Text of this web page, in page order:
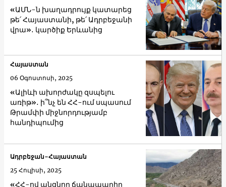
«ԱՄՆ-ն խաղադրույք կատարեց
թե՛ Հայաստանի, թե՛ Ադրբեջանի
վրա»․ կարծիք Երևանից
«Ալիևի ախորժակը զսպելու
առիթ»․ ի՞նչ են ՀՀ-ում սպասում
Թրամփի միջնորդությամբ
հանդիպումից
Հայաստան
06 Օգոստոսի, 2025
«ՀՀ-ով անցնող ճանապարհը
Ադրբեջան-Հայաստան
25 Հուլիսի, 2025